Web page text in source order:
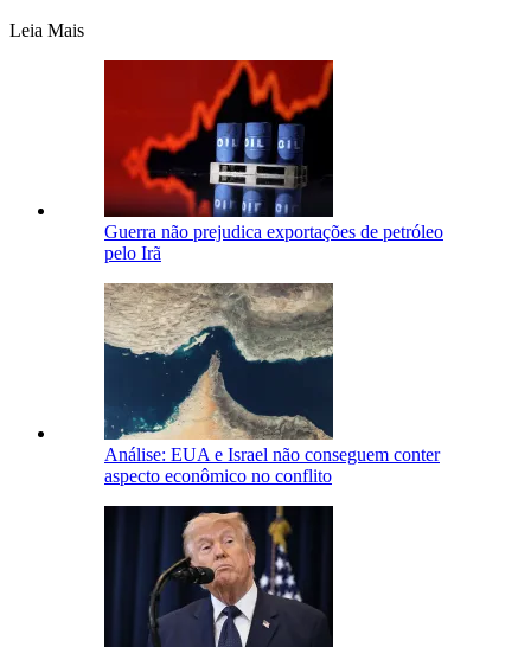
Leia Mais
Guerra não prejudica exportações de petróleo
pelo Irã
Análise: EUA e Israel não conseguem conter
aspecto econômico no conflito